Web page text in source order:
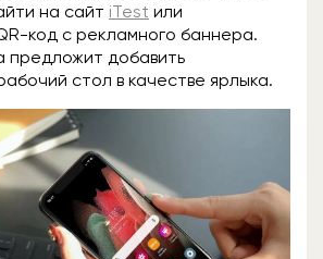
на сайт iTest или
код с рекламного баннера.
предложит добавить
стол в качестве ярлыка.